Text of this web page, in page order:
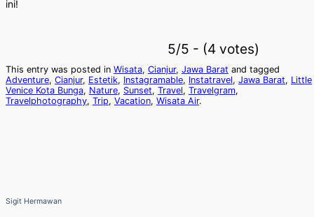
ini!
5/5 - (4 votes)
This entry was posted in Wisata, Cianjur, Jawa Barat and tagged
Adventure, Cianjur, Estetik, Instagramable, Instatravel, Jawa Barat, Little
Venice Kota Bunga, Nature, Sunset, Travel, Travelgram,
Travelphotography, Trip, Vacation, Wisata Air.
Sigit Hermawan